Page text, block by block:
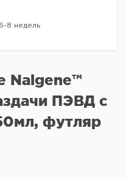
8 недель
Nalgene™
ПЭВД с
футляр